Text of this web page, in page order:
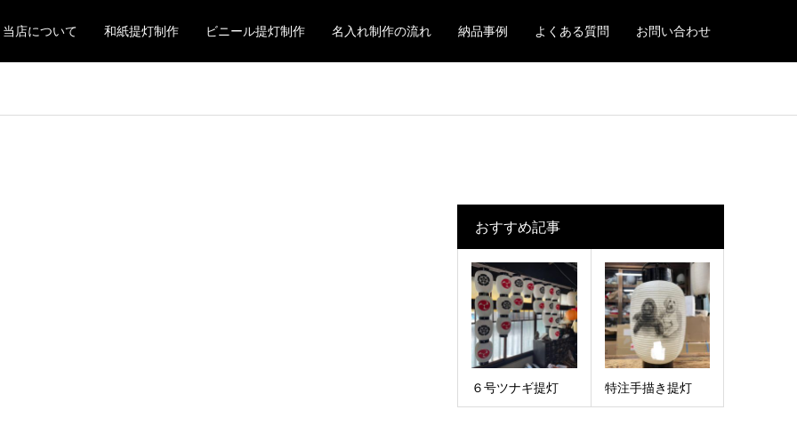
当店について 和紙提灯制作 ビニール提灯制作 名入れ制作の流れ 納品事例 よくある質問 お問い合わせ
おすすめ記事
６号ツナギ提灯 特注手描き提灯